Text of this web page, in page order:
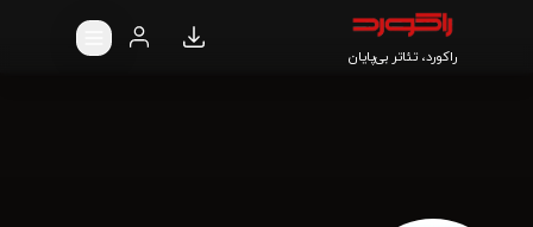
راکورد، تئاتر بی‌پایان